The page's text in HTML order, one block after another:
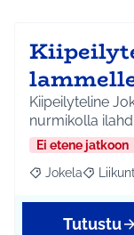
Kiipeilyteline
nurmikolla
Ei etene jatkoon
Rajaa tulokset
Jokela Rajaa
Tutustu